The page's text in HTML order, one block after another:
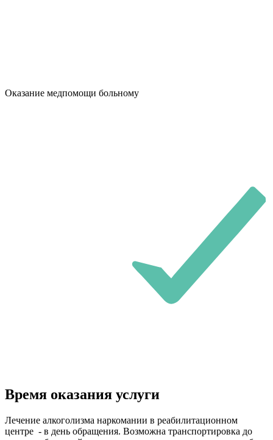
Оказание медпомощи больному
Время оказания услуги
Лечение алкоголизма наркомании в реабилитационном
центре - в день обращения. Возможна транспортировка до